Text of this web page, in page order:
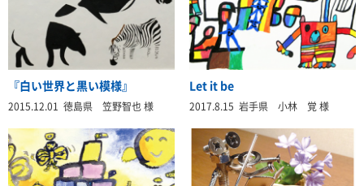
『白い世界と黒い模様』
2015.12.01 徳島県 笠野智也 様
Let it be
2017.8.15 岩手県 小林 覚 様